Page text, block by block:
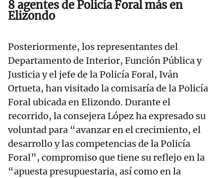
8 agentes de Policía Foral más en
Elizondo
Posteriormente, los representantes del
Departamento de Interior, Función Pública y
Justicia y el jefe de la Policía Foral, Iván
Ortueta, han visitado la comisaría de la Policía
Foral ubicada en Elizondo. Durante el
recorrido, la consejera López ha expresado su
voluntad para “avanzar en el crecimiento, el
desarrollo y las competencias de la Policía
Foral”, compromiso que tiene su reflejo en la
“apuesta presupuestaria, así como en la